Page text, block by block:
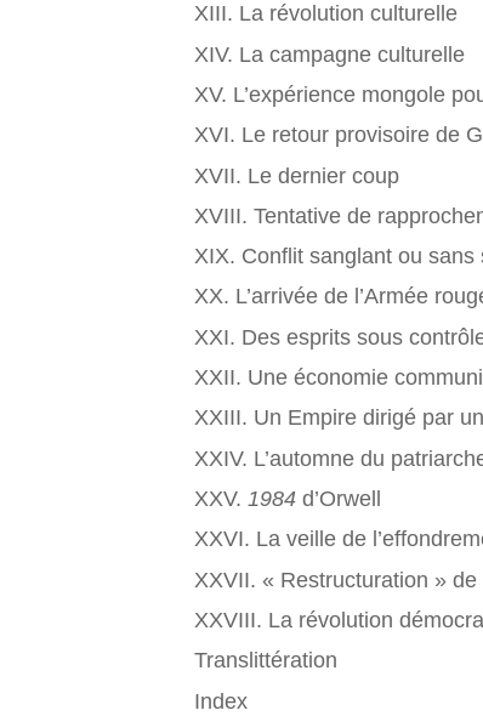
XIII. La révolution culturelle
XIV. La campagne culturelle
XV. L’expérience mongole
XVI. Le retour provisoire de
XVII. Le dernier coup
XVIII. Tentative de
XIX. Conflit sanglant ou sans
XX. L’arrivée de l’Armée
XXI. Des esprits sous
XXII. Une économie
XXIII. Un Empire dirigé par
XXIV. L’automne du
XXV. 1984 d’Orwell
XXVI. La veille de
XXVII. « Restructuration »
XXVIII. La révolution
Translittération
Index